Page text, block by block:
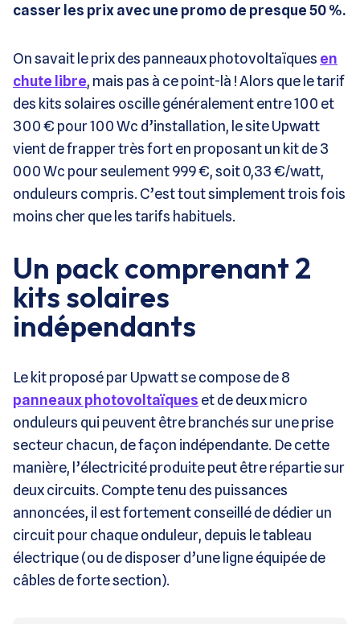
casser les prix avec une promo de presque 50 %.
On savait le prix des panneaux photovoltaïques en
chute libre, mais pas à ce point-là ! Alors que le tarif
des kits solaires oscille généralement entre 100 et
300 € pour 100 Wc d’installation, le site Upwatt
vient de frapper très fort en proposant un kit de 3
000 Wc pour seulement 999 €, soit 0,33 €/watt,
onduleurs compris. C’est tout simplement trois fois
moins cher que les tarifs habituels.
Un pack comprenant 2
kits solaires
indépendants
Le kit proposé par Upwatt se compose de 8
panneaux photovoltaïques et de deux micro
onduleurs qui peuvent être branchés sur une prise
secteur chacun, de façon indépendante. De cette
manière, l’électricité produite peut être répartie sur
deux circuits. Compte tenu des puissances
annoncées, il est fortement conseillé de dédier un
circuit pour chaque onduleur, depuis le tableau
électrique (ou de disposer d’une ligne équipée de
câbles de forte section).